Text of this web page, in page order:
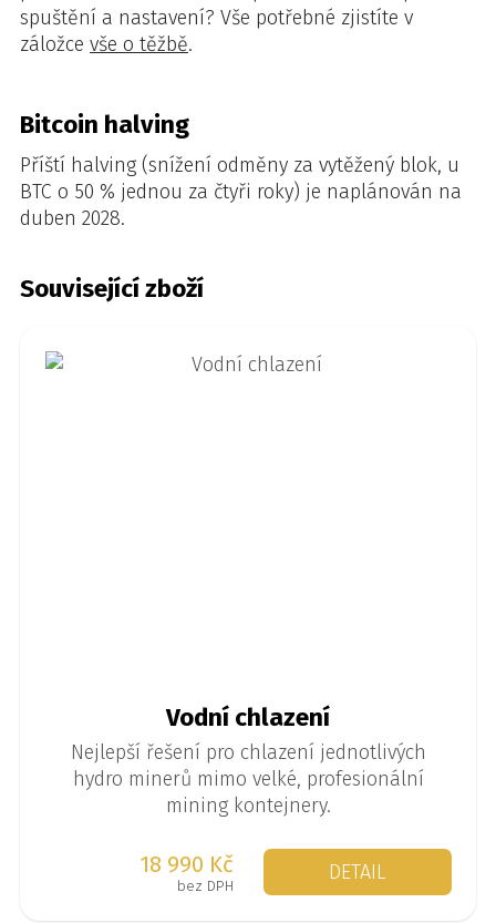
spuštění a nastavení? Vše potřebné zjistíte v
záložce vše o těžbě.
Bitcoin halving
Příští halving (snížení odměny za vytěžený blok, u
BTC o 50 % jednou za čtyři roky) je naplánován na
duben 2028.
Související zboží
Vodní chlazení
Nejlepší řešení pro chlazení jednotlivých
hydro minerů mimo velké, profesionální
mining kontejnery.
18 990 Kč
bez DPH
DETAIL